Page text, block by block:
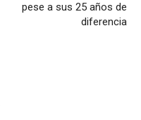
pese a sus 25 años de
diferencia